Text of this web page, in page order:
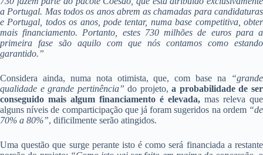
a Portugal. Mas todos os anos abrem as chamadas para candidaturas
e Portugal, todos os anos, pode tentar, numa base competitiva, obter
mais financiamento. Portanto, estes 730 milhões de euros para a
primeira fase são aquilo com que nós contamos como estando
garantido.”
Considera ainda, numa nota otimista, que, com base na “grande
qualidade e grande pertinência” do projeto,a probabilidade de ser
conseguido mais algum financiamento é elevada, mas releva que
alguns níveis de comparticipação que já foram sugeridos na ordem“de
70% a 80%”, dificilmente serão atingidos.
Uma questão que surge perante isto é como será financiada a restante